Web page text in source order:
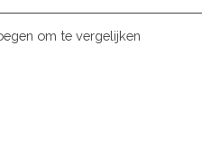
om te vergelijken